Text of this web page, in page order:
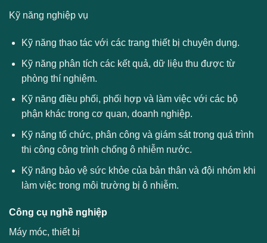
Kỹ năng nghiệp vụ
Kỹ năng thao tác với các trang thiết bị chuyên dụng.
Kỹ năng phân tích các kết quả, dữ liệu thu được từ
phòng thí nghiệm.
Kỹ năng điều phối, phối hợp và làm việc với các bộ
phận khác trong cơ quan, doanh nghiệp.
Kỹ năng tổ chức, phân công và giám sát trong quá trình
thi công công trình chống ô nhiễm nước.
Kỹ năng bảo vệ sức khỏe của bản thân và đội nhóm khi
làm việc trong môi trường bị ô nhiễm.
Công cụ nghề nghiệp
Máy móc, thiết bị